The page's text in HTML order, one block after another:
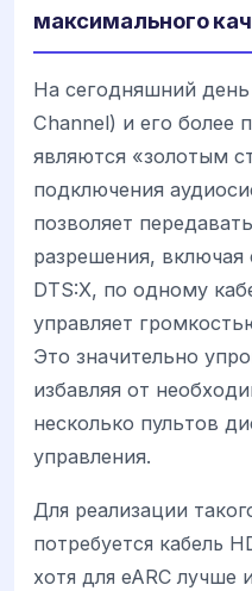
максимального
На сегодняшний день
Channel) и его более
являются «золотым
подключения
позволяет
разрешения,
DTS:X, по одному
управляет
Это значительно
избавляя от
несколько пультов
управления.
Для реализации
потребуется кабель
хотя для eARC лучше